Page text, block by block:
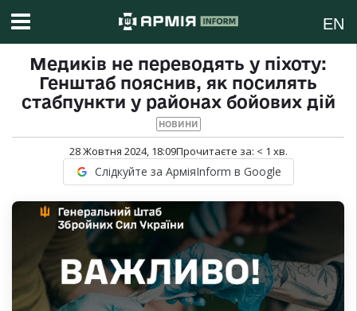
EN
Медиків не переводять у піхоту:
Генштаб пояснив, як посилять
стабпункти у районах бойових дій
НОВИНИ
28 Жовтня 2024, 18:09Прочитаєте за: < 1 хв.
Слідкуйте за АрміяInform в Google